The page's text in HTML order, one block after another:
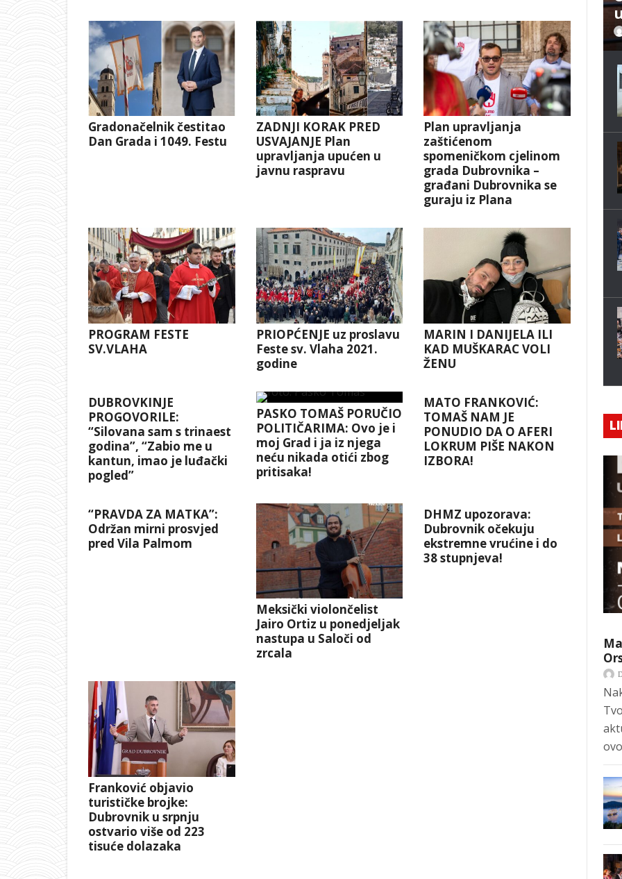
Gradonačelnik čestitao
Dan Grada i 1049. Festu
ZADNJI KORAK PRED
USVAJANJE Plan
upravljanja upućen u
javnu raspravu
Plan upravljanja
zaštićenom
spomeničkom cjelinom
grada Dubrovnika –
građani Dubrovnika se
guraju iz Plana
PROGRAM FESTE
SV.VLAHA
PRIOPĆENJE uz proslavu
Feste sv. Vlaha 2021.
godine
MARIN I DANIJELA ILI
KAD MUŠKARAC VOLI
ŽENU
DUBROVKINJE
PROGOVORILE:
“Silovana sam s trinaest
godina”, “Zabio me u
kantun, imao je luđački
pogled”
PASKO TOMAŠ PORUČIO
POLITIČARIMA: Ovo je i
moj Grad i ja iz njega
neću nikada otići zbog
pritisaka!
MATO FRANKOVIĆ:
TOMAŠ NAM JE
PONUDIO DA O AFERI
LOKRUM PIŠE NAKON
IZBORA!
“PRAVDA ZA MATKA”:
Održan mirni prosvjed
pred Vila Palmom
Meksički violončelist
Jairo Ortiz u ponedjeljak
nastupa u Saloči od
zrcala
DHMZ upozorava:
Dubrovnik očekuju
ekstremne vrućine i do
38 stupnjeva!
Franković objavio
turističke brojke:
Dubrovnik u srpnju
ostvario više od 223
tisuće dolazaka